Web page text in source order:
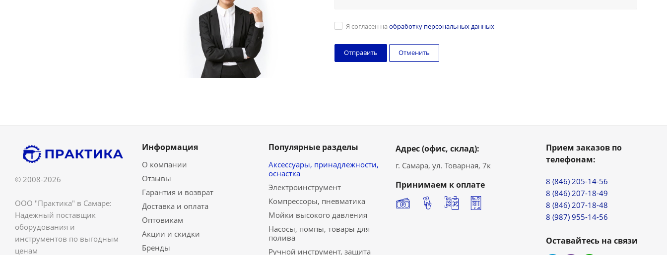
Я согласен на обработку персональных данных
Отменить
© 2008-2026
ООО "Практика" в Самаре:
Надежный поставщик
оборудования и
инструментов по выгодным
ценам
Информация
О компании
Отзывы
Гарантия и возврат
Доставка и оплата
Оптовикам
Акции и скидки
Бренды
Популярные разделы
Аксессуары, принадлежности,
оснастка
Электроинструмент
Компрессоры, пневматика
Мойки высокого давления
Насосы, помпы, товары для
полива
Ручной инструмент, защита
Адрес (офис, склад):
г. Самара, ул. Товарная, 7к
Принимаем к оплате
Прием заказов по
телефонам:
8 (846) 205-14-56
8 (846) 207-18-49
8 (846) 207-18-48
8 (987) 955-14-56
Оставайтесь на связи